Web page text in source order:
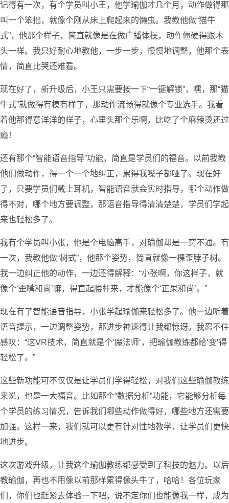
记得有一次，有个学员叫小王，他学瑜伽才几个月，动作做得那
叫一个笨拙，就像个刚从床上爬起来的懒虫。我教他做“猫牛
式”，他那个样子，简直就像是在做广播体操，动作僵硬得跟木
头一样。我只好耐心地教他，一步一步，慢慢地调整，他那个表
情，简直比哭还难看。
现在好了，新升级后，小王只需要按一下“一键解锁”，嘿，那“猫
牛式”就做得有模有样了，那动作流畅得就像个专业选手。我看
着他那得意洋洋的样子，心里头那个乐啊，比吃了个麻辣烫还过
瘾！
还有那个“智能语音指导”功能，简直是学员们的福音。以前我教
他们做动作，得一个一个地纠正，累得我嗓子都哑了。现在好
了，只要学员们戴上耳机，智能语音就会实时指导，哪个动作做
得不对，哪个地方要调整，那语音指导得清清楚楚，学员们学起
来也轻松多了。
我有个学员叫小张，他是个电脑高手，对瑜伽却是一窍不通。有
一次，我教他做“树式”，他那个姿势，简直就像一棵歪脖子树。
我一边纠正他的动作，一边还得解释：“小张啊，你这样子，就
像个‘歪嘴和尚’嘛，得直起腰杆来，才能像个‘正果和尚’。”
现在有了智能语音指导，小张学起瑜伽来轻松多了。他一边听着
语音提示，一边调整姿势，那进步神速得让我都惊讶。我忍不住
感叹：“这VR技术，简直就是个‘魔法师’，把瑜伽教练都给‘变’得
轻松了。”
这些新功能可不仅仅是让学员们学得轻松，对我们这些瑜伽教练
来说，也是一大福音。比如那个“数据分析”功能，它能够分析每
个学员的练习情况，告诉我们哪些动作做得好，哪些地方还需要
加强。这样一来，我们就可以更有针对性地教学，让学员们更快
地进步。
这次游戏升级，让我这个瑜伽教练都感受到了科技的魅力。以后
教瑜伽，再也不用像以前那样累得像头牛了，哈哈！各位玩家
们，你们也赶紧去体验一下吧，说不定你们也能像我一样，成为